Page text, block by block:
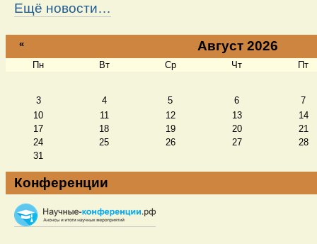
Ещё новости…
« Август 2026
Пн Вт Ср Чт Пт
3 4 5 6
7
10
11 12 13
14
17
18 19 20
21
24
25 26 27
28
31
Конференции